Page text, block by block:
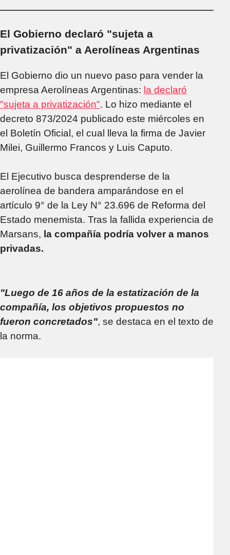
El Gobierno declaró "sujeta a
privatización" a Aerolíneas Argentinas
El Gobierno dio un nuevo paso para vender la
empresa Aerolíneas Argentinas: la declaró
"sujeta a privatización". Lo hizo mediante el
decreto 873/2024 publicado este miércoles en
el Boletín Oficial, el cual lleva la firma de Javier
Milei, Guillermo Francos y Luis Caputo.
El Ejecutivo busca desprenderse de la
aerolínea de bandera amparándose en el
artículo 9° de la Ley N° 23.696 de Reforma del
Estado menemista. Tras la fallida experiencia de
Marsans, la compañía podría volver a manos
privadas.
"Luego de 16 años de la estatización de la
compañía, los objetivos propuestos no
fueron concretados", se destaca en el texto de
la norma.